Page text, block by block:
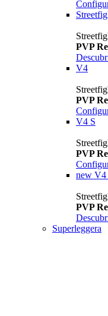
PVP
V4
PVP
V4 S
PVP
new V4
PVP
Superleggera